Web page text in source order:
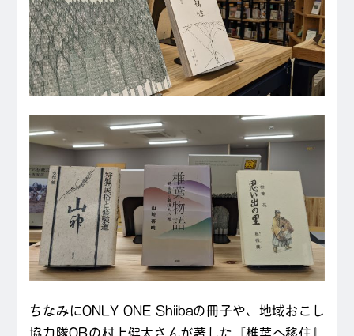
ちなみにONLY ONE Shiibaの冊子や、地域おこし
協力隊OBの村上健太さんが著した『椎葉へ移住』